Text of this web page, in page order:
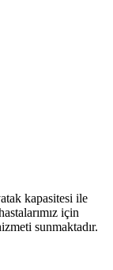
kapasitesi ile
için
sunmaktadır.